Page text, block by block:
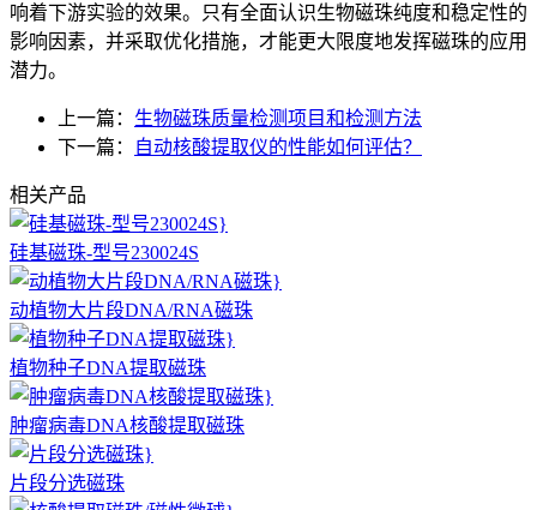
响着下游实验的效果。只有全面认识生物磁珠纯度和稳定性的
影响因素，并采取优化措施，才能更大限度地发挥磁珠的应用
潜力。
上一篇： 生物磁珠质量检测项目和检测方法
下一篇：
自动核酸提取仪的性能如何评估？
相关产品
硅基磁珠-型号230024S
动植物大片段DNA/RNA磁珠
植物种子DNA提取磁珠
肿瘤病毒DNA核酸提取磁珠
片段分选磁珠